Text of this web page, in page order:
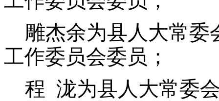
雕杰余为县人大常
工作委员会委员；
程 泷为县人大常委